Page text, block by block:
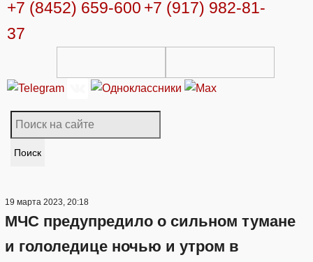
+7 (8452) 659-600 +7 (917) 982-81-
37
Поиск
19 марта 2023, 20:18
МЧС предупредило о сильном тумане
и гололедице ночью и утром в